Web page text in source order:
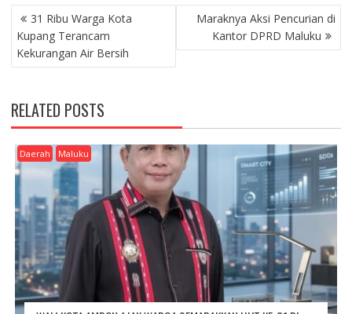
P
O
S
T
A
V
I
G
A
O
N
31 Ribu Warga Kota
Kupang Terancam
Kekurangan Air Bersih
Maraknya Aksi Pencurian di
Kantor DPRD Maluku
RELATED POSTS
Daerah Maluku